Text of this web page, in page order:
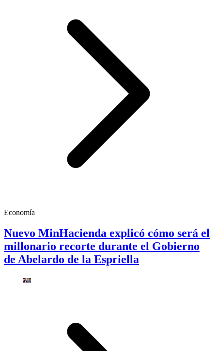
Economía
Nuevo MinHacienda explicó cómo será el
millonario recorte durante el Gobierno
de Abelardo de la Espriella